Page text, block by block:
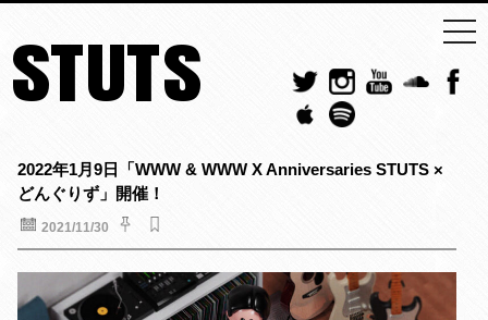
STUTS
2022年1月9日「WWW & WWW X Anniversaries STUTS ×
どんぐりず」開催！
2021/11/30